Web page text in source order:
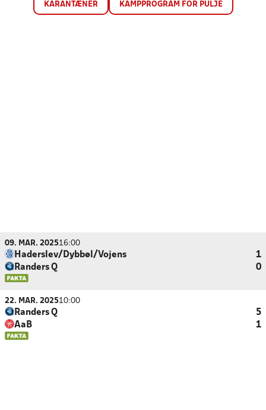
KARANTÆNER KAMPPROGRAM FOR PULJE
09. MAR. 202516:00
Haderslev/Dybbøl/Vojens
1
Randers Q
0
22. MAR. 202510:00
Randers Q
5
AaB
1